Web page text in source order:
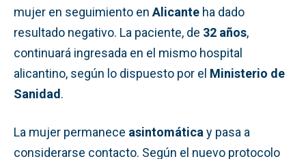
mujer en seguimiento en Alicante ha dado
resultado negativo. La paciente, de 32 años,
continuará ingresada en el mismo hospital
alicantino, según lo dispuesto por el Ministerio de
Sanidad.
La mujer permanece asintomática y pasa a
considerarse contacto. Según el nuevo protocolo